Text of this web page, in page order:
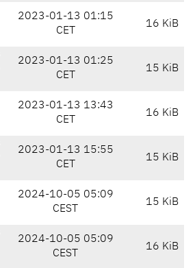
2023-01-13 01:15
CET
16 KiB
2023-01-13 01:25
CET
15 KiB
2023-01-13 13:43
CET
16 KiB
2023-01-13 15:55
CET
15 KiB
2024-10-05 05:09
CEST
15 KiB
2024-10-05 05:09
CEST
16 KiB